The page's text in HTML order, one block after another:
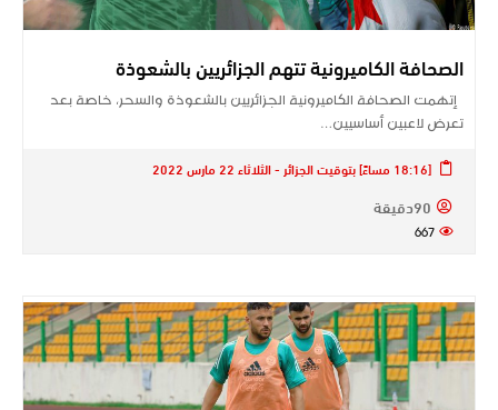
الصحافة الكاميرونية تتهم الجزائريين بالشعوذة
إتهمت الصحافة الكاميرونية الجزائريين بالشعوذة والسحر، خاصة بعد
تعرض لاعبين أساسيين…
[18:16 مساءً] بتوقيت الجزائر - الثلاثاء 22 مارس 2022
90دقيقة
667